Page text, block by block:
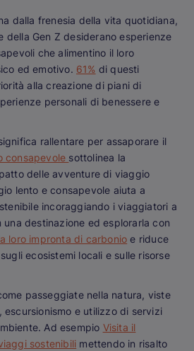
dalla frenesia della vita quotidiana,
della Gen Z desiderano esperienze
che alimentino il loro
ed emotivo. 61% di questi
alla creazione di piani di
personali di benessere e
rallentare per assaporare il
consapevole sottolinea la
delle avventure di viaggio
lento e consapevole aiuta a
incoraggiando i viaggiatori a
una destinazione ed esplorarla con
loro impronta di carbonio e riduce
ecosistemi locali e sulle risorse
passeggiate nella natura, viste
escursionismo e utilizzo di servizi
Ad esempio Visita il
sostenibili mettendo in risalto